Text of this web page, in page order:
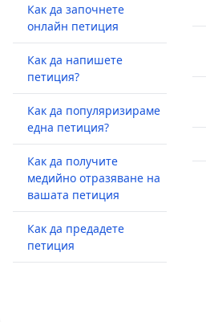
Как да започнете
онлайн петиция
Как да напишете
петиция?
Как да популяризираме
една петиция?
Как да получите
медийно отразяване на
вашата петиция
Как да предадете
петиция